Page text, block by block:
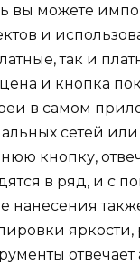
вы можете
и
так и
и кнопка
в самом
сетей
кнопку,
в ряд, и с
нанесения
яркости,